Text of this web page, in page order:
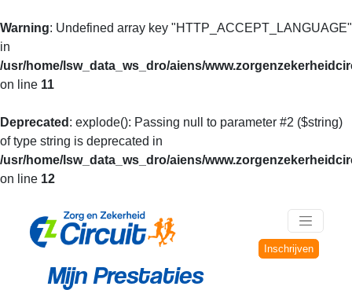
Warning: Undefined array key "HTTP_ACCEPT_LANGUAGE"
in
/usr/home/lsw_data_ws_dro/aiens/
on line 11
Deprecated : explode(): Passing null to parameter #2 ($string)
of type string is deprecated in
/usr/home/lsw_data_ws_dro/aiens/
on line 12
Inschrijven
Mijn Prestaties